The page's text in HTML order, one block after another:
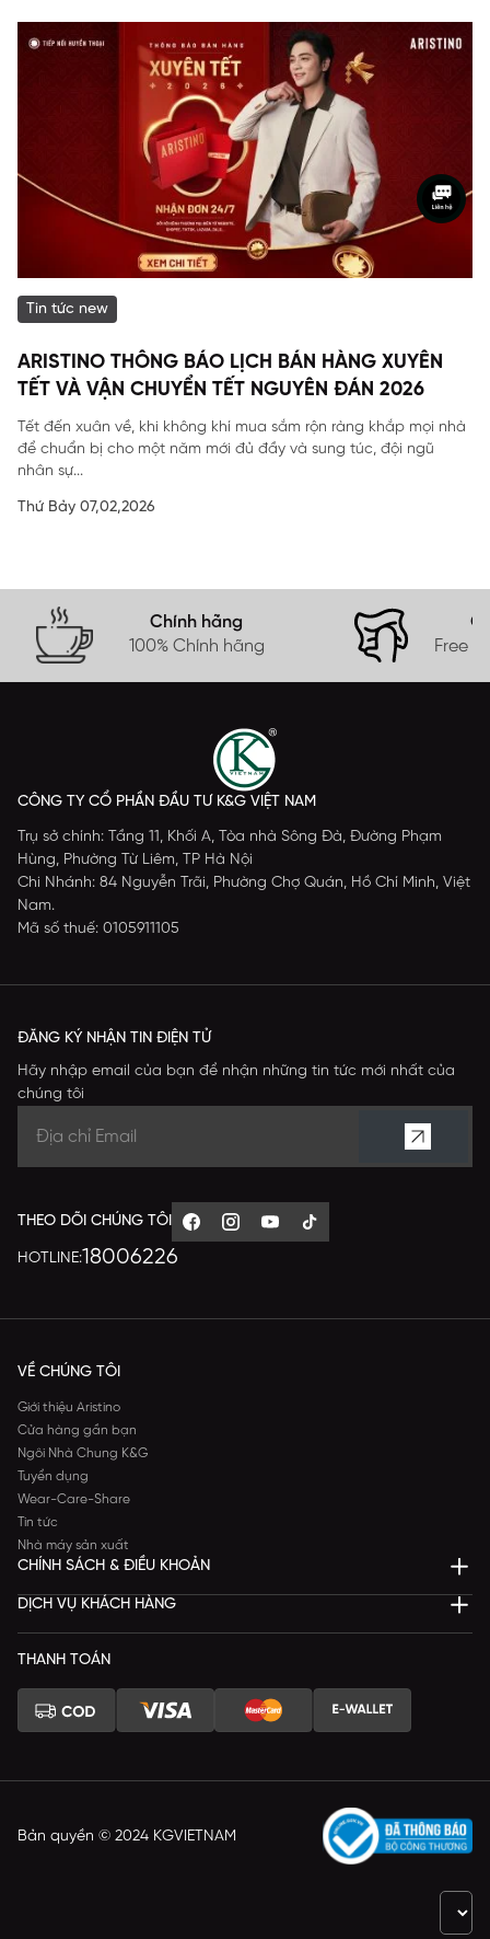
Tin tức new
ARISTINO THÔNG BÁO LỊCH BÁN HÀNG XUYÊN
TẾT VÀ VẬN CHUYỂN TẾT NGUYÊN ĐÁN 2026
Tết đến xuân về, khi không khí mua sắm rộn ràng khắp mọi nhà
để chuẩn bị cho một năm mới đủ đầy và sung túc, đội ngũ
nhân sự...
Thứ Bảy 07,02,2026
Chính hãng
100% Chính hãng
Free
CÔNG TY CỔ PHẦN ĐẦU TƯ K&G VIỆT NAM
Trụ sở chính: Tầng 11, Khối A, Tòa nhà Sông Đà, Đường Phạm
Hùng, Phường Từ Liêm, TP Hà Nội
Chi Nhánh: 84 Nguyễn Trãi, Phường Chợ Quán, Hồ Chí Minh, Việt
Nam.
Mã số thuế: 0105911105
ĐĂNG KÝ NHẬN TIN ĐIỆN TỬ
Hãy nhập email của bạn để nhận những tin tức mới nhất của
chúng tôi
THEO DÕI CHÚNG TÔI
HOTLINE:18006226
VỀ CHÚNG TÔI
Giới thiệu Aristino
Cửa hàng gần bạn
Ngôi Nhà Chung K&G
Tuyển dụng
Wear-Care-Share
Tin tức
Nhà máy sản xuất
CHÍNH SÁCH & ĐIỀU KHOẢN
DỊCH VỤ KHÁCH HÀNG
THANH TOÁN
Bản quyền © 2024 KGVIETNAM